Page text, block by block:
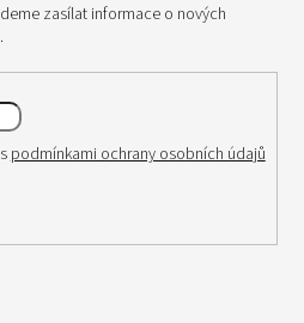
ýzasílat informace o nových
podmínkami ochrany osobních údajů